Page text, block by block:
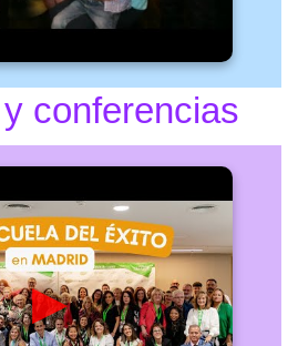
conferencias
▶